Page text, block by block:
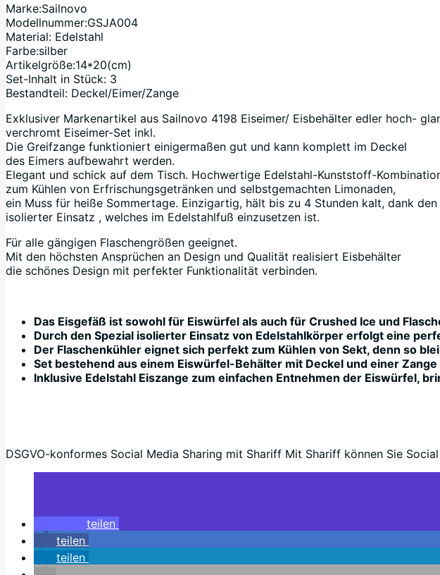
Marke:Sailnovo
Modellnummer:GSJA004
Material: Edelstahl
Farbe:silber
Artikelgröße:14*20(cm)
Set-Inhalt in Stück: 3
Bestandteil: Deckel/Eimer/Zange
Exklusiver Markenartikel aus Sailnovo 4198 Eiseimer/ Eisbehälter edler hoch-
verchromt Eiseimer-Set inkl.
Die Greifzange funktioniert einigermaßen gut und kann komplett im Deckel
des Eimers aufbewahrt werden.
Elegant und schick auf dem Tisch. Hochwertige Edelstahl-Kunststoff-
zum Kühlen von Erfrischungsgetränken und selbstgemachten Limonaden,
ein Muss für heiße Sommertage. Einzigartig, hält bis zu 4 Stunden kalt, dank den
isolierter Einsatz , welches im Edelstahlfuß einzusetzen ist.
Für alle gängigen Flaschengrößen geeignet.
Mit den höchsten Ansprüchen an Design und Qualität realisiert Eisbehälter
die schönes Design mit perfekter Funktionalität verbinden.
Das Eisgefäß ist sowohl für Eiswürfel als auch für Crushed Ice und
Durch den Spezial isolierter Einsatz von Edelstahlkörper erfolgt eine
Der Flaschenkühler eignet sich perfekt zum Kühlen von Sekt, denn so
Set bestehend aus einem Eiswürfel-Behälter mit Deckel und einer Zange
Inklusive Edelstahl Eiszange zum einfachen Entnehmen der Eiswürfel,
DSGVO-konformes Social Media Sharing mit Shariff Mit Shariff können Sie
teilen
teilen
teilen